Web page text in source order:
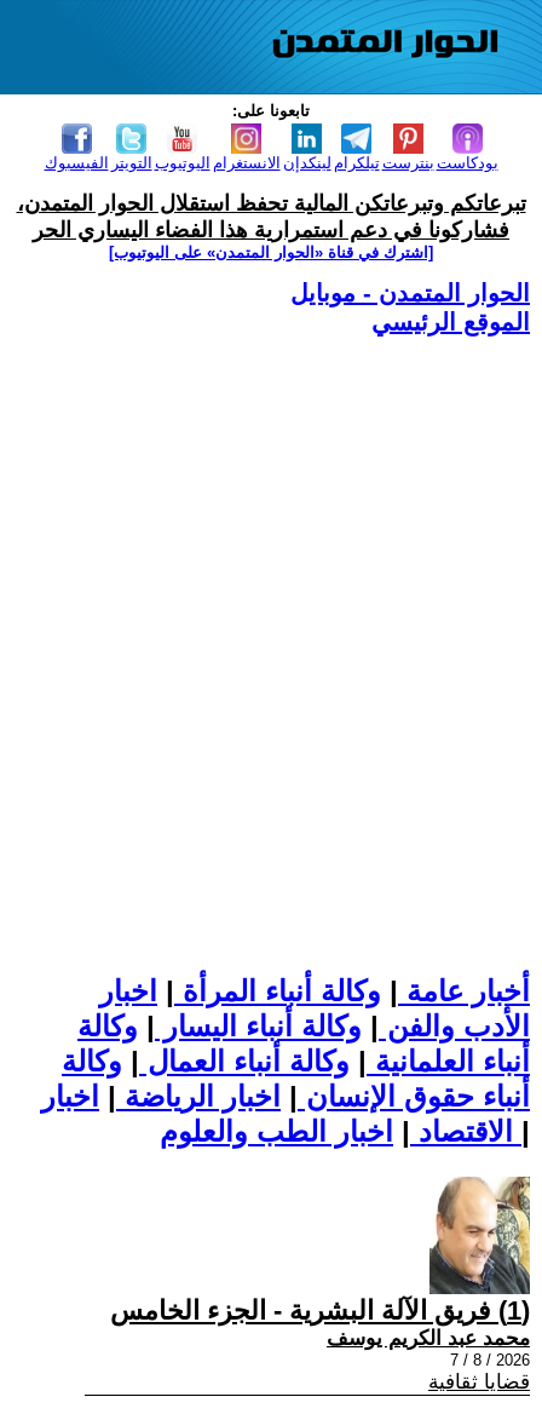
تابعونا على:
الفيسبوك التويتر اليوتيوب الانستغرام لينكدإن تيلكرامبنترست بودكاست
تبرعاتكم وتبرعاتكن المالية تحفظ استقلال الحوار المتمدن،
فشاركونا في دعم استمرارية هذا الفضاء اليساري الحر
[اشترك في قناة ‫«الحوار المتمدن» على اليوتيوب]
الحوار المتمدن - موبايل
الموقع الرئيسي
أخبار عامة | وكالة أنباء المرأة | اخبار
الأدب والفن | وكالة أنباء اليسار | وكالة
أنباء العلمانية | وكالة أنباء العمال | وكالة
أنباء حقوق الإنسان | اخبار الرياضة | اخبار
الاقتصاد | |
(1) فريق الآلة البشرية - الجزء الخامس
محمد عبد الكريم يوسف
2026 / 8 / 7
قضايا ثقافية